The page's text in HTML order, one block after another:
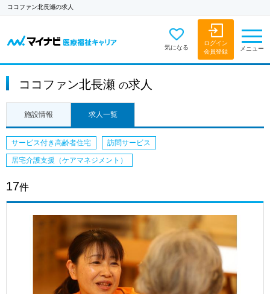
ココファン北長瀬の求人
気になる
ログイン
会員登録
メニュー
ココファン北長瀬 の求人
施設情報 求人一覧
サービス付き高齢者住宅 訪問サービス
居宅介護支援（ケアマネジメント）
17件